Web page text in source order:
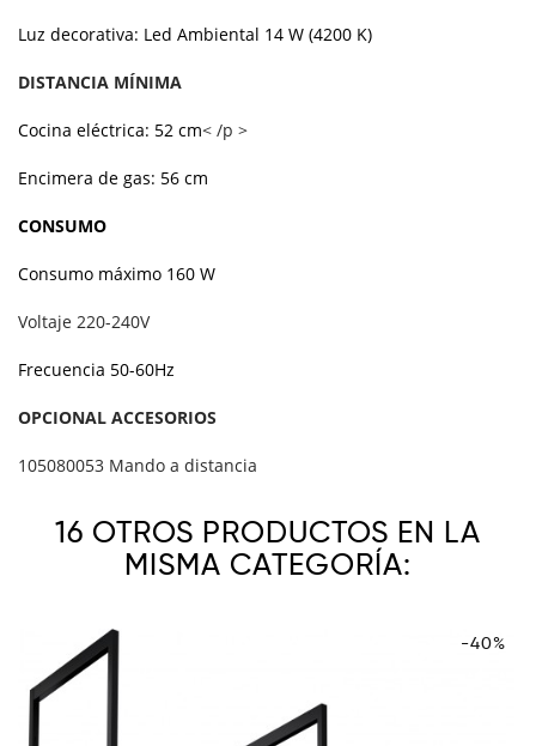
Luz decorativa: Led Ambiental 14 W (4200 K)
DISTANCIA MÍNIMA
Cocina eléctrica: 52 cm< /p >
Encimera de gas: 56 cm
CONSUMO
Consumo máximo 160 W
Voltaje 220-240V
Frecuencia 50-60Hz
OPCIONAL ACCESORIOS
105080053 Mando a distancia
16 OTROS PRODUCTOS EN LA
MISMA CATEGORÍA:
-40%